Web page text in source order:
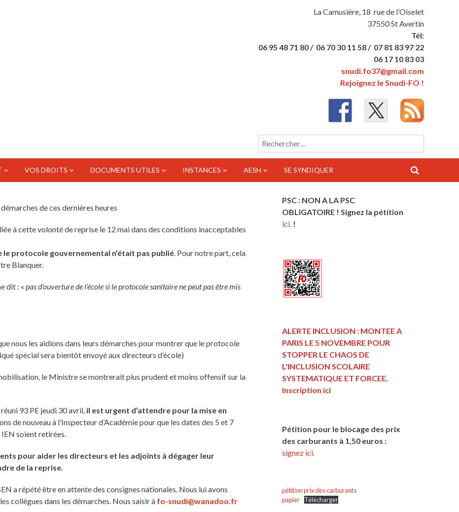
La Camusière, 18 rue de l’Oiselet
37550 St Avertin
Tél:
06 95 48 71 80 / 06 70 30 11 58 / 07 81 83 97 22
06 17 10 83 03
snudi.fo37@gmail.com
Rejoignez le Snudi-FO !
Rechercher :
VOS DROITS DOCUMENTS UTILES INSTANCES AESH SE SYNDIQUER
de ces dernières heures
à cette volonté de reprise le 12 mai dans des conditions inacceptables
le protocole gouvernemental n’était pas publié . Pour notre part, cela
Blanquer.
dit : « pas d’ouverture de l’école si le protocole sanitaire ne peut pas être mis
nous les aidions dans leurs démarches pour montrer que le protocole
spécial sera bientôt envoyé aux directeurs d’école)
le Ministre se montrerait plus prudent et moins offensif sur la
93 PE jeudi 30 avril, il est urgent d’attendre pour la mise en
de nouveau à l’Inspecteur d’Académie pour que les dates des 5 et 7
soient retirées.
pour aider les directeurs et les adjoints à dégager leur
de la reprise.
a répété être en attente des consignes nationales. Nous lui avons
collègues dans les démarches. Nous saisir à fo-snudi@wanadoo.fr
PSC : NON A LA PSC
OBLIGATOIRE ! Signez la pétition
ici. !
ALERTE INCLUSION : MONTEE A
PARIS LE 5 NOVEMBRE POUR
STOPPER LE CHAOS DE
L'INCLUSION SCOLAIRE
SYSTEMATIQUE ET FORCEE.
Inscription ici
Pétition pour le blocage des prix
des carburants à 1,50 euros :
signez ici.
pétition prix des carburants
papier
Télécharger